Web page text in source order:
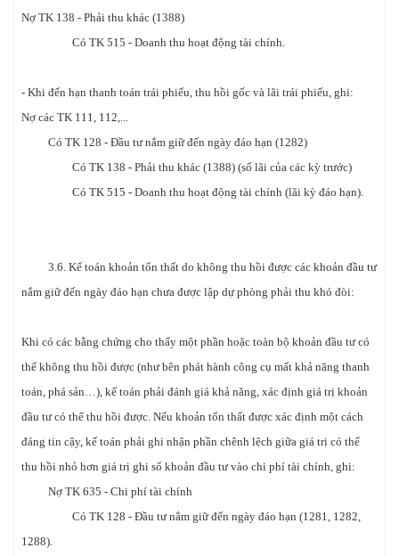
Nợ TK 138 - Phải thu khác (1388)
Có TK 515 - Doanh thu hoạt động tài chính.
- Khi đến hạn thanh toán trái phiếu, thu hồi gốc và lãi trái phiếu, ghi:
Nợ các TK 111, 112,...
Có TK 128 - Đầu tư nắm giữ đến ngày đáo hạn (1282)
Có TK 138 - Phải thu khác (1388) (số lãi của các kỳ trước)
Có TK 515 - Doanh thu hoạt động tài chính (lãi kỳ đáo hạn).
3.6. Kế toán khoản tổn thất do không thu hồi được các khoản đầu tư
nắm giữ đến ngày đáo hạn chưa được lập dự phòng phải thu khó đòi:
Khi có các bằng chứng cho thấy một phần hoặc toàn bộ khoản đầu tư có
thể không thu hồi được (như bên phát hành công cụ mất khả năng thanh
toán, phá sản…), kế toán phải đánh giá khả năng, xác định giá trị khoản
đầu tư có thể thu hồi được. Nếu khoản tổn thất được xác định một cách
đáng tin cậy, kế toán phải ghi nhận phần chênh lệch giữa giá trị có thể
thu hồi nhỏ hơn giá trị ghi sổ khoản đầu tư vào chi phí tài chính, ghi:
Nợ TK 635 - Chi phí tài chính
Có TK 128 - Đầu tư nắm giữ đến ngày đáo hạn (1281, 1282,
1288).